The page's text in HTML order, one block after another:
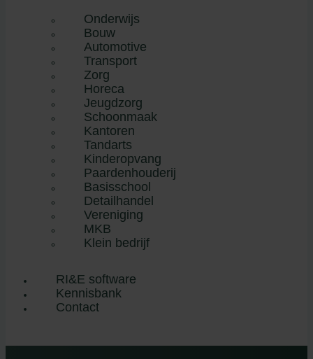
Onderwijs
Bouw
Automotive
Transport
Zorg
Horeca
Jeugdzorg
Schoonmaak
Kantoren
Tandarts
Kinderopvang
Paardenhouderij
Basisschool
Detailhandel
Vereniging
MKB
Klein bedrijf
RI&E software
Kennisbank
Contact